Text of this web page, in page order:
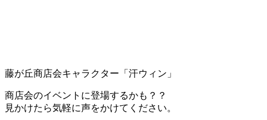
藤が丘商店会キャラクター「汗ウィン」
商店会のイベントに登場するかも？？
見かけたら気軽に声をかけてください。